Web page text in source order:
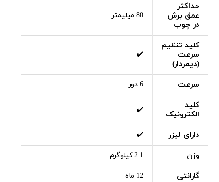
حداکثر
عمق برش
در چوب
80 میلیمتر
کلید تنظیم
سرعت
(دیمردار)
✔️
سرعت 6 دور
کلید
الکترونیک
✔️
دارای لیزر ✔️
وزن 2.1 کیلوگرم
گارانتی 12 ماه